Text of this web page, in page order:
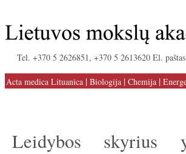
Tel. +370 5 2626851, +370 5 2613620 El.
Acta medica Lituanica | Biologija | Chemija |
Leidybos skyrius